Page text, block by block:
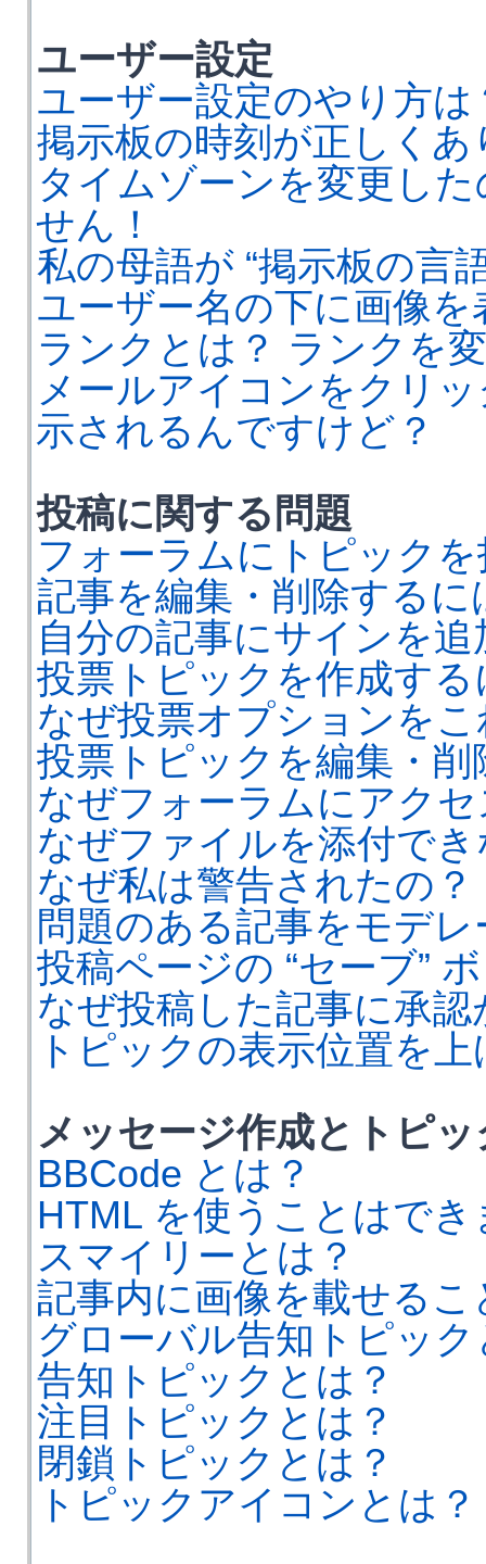
ユーザー設定
ユーザー設定のやり方は
掲示板の時刻が正しくあ
タイムゾーンを変更し
せん！
私の母語が “掲示板の言
ユーザー名の下に画像
ランクとは？ ランクを
メールアイコンをクリ
示されるんですけど？
投稿に関する問題
フォーラムにトピック
記事を編集・削除するに
自分の記事にサインを
投票トピックを作成する
なぜ投票オプションを
投票トピックを編集・
なぜフォーラムにアク
なぜファイルを添付で
なぜ私は警告されたの？
問題のある記事をモデ
投稿ページの “セーブ”
なぜ投稿した記事に承
トピックの表示位置を
メッセージ作成とトピ
BBCode とは？
HTML を使うことはで
スマイリーとは？
記事内に画像を載せる
グローバル告知トピッ
告知トピックとは？
注目トピックとは？
閉鎖トピックとは？
トピックアイコンとは？